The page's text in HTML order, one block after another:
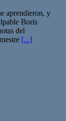
aprendieron, y
Boris
del
[...]